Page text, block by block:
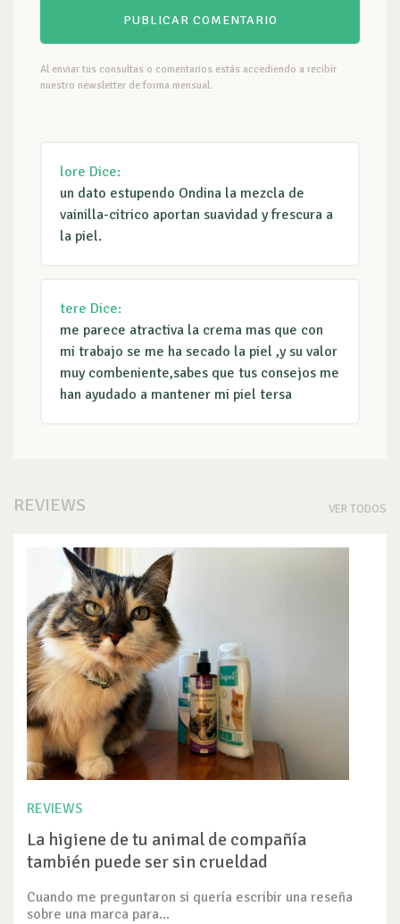
Al enviar tus consultas o comentarios estás accediendo a recibir
nuestro newsletter de forma mensual.
lore Dice:
un dato estupendo Ondina la mezcla de
vainilla-citrico aportan suavidad y frescura a
la piel.
tere Dice:
me parece atractiva la crema mas que con
mi trabajo se me ha secado la piel ,y su valor
muy combeniente,sabes que tus consejos me
han ayudado a mantener mi piel tersa
REVIEWS VER TODOS
REVIEWS
La higiene de tu animal de compañía
también puede ser sin crueldad
Cuando me preguntaron si quería escribir una reseña
sobre una marca para...